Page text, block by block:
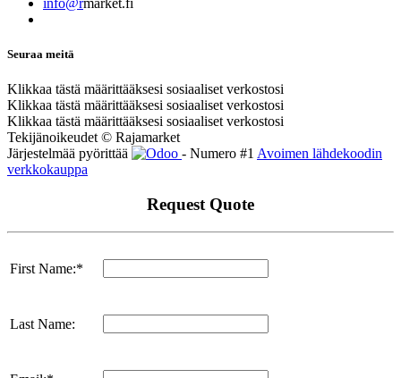
info@rmarket.fi
Seuraa meitä
Klikkaa tästä määrittääksesi sosiaaliset verkostosi
Klikkaa tästä määrittääksesi sosiaaliset verkostosi
Klikkaa tästä määrittääksesi sosiaaliset verkostosi
Tekijänoikeudet © Rajamarket
Järjestelmää pyörittää
- Numero #1 Avoimen lähdekoodin
verkkokauppa
Request Quote
First Name:*
Last Name: